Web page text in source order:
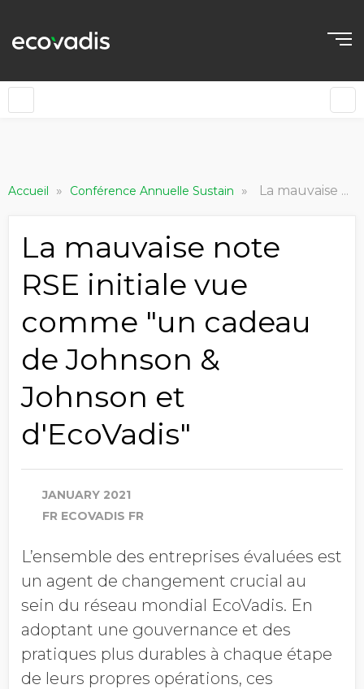
Accueil » Conférence Annuelle Sustain » La mauvaise note RSE initiale vue comme "un cadeau de Johnson & Johnson et d'EcoVadis"
La mauvaise note
RSE initiale vue
comme "un cadeau
de Johnson &
Johnson et
d'EcoVadis"
JANUARY 2021
FR ECOVADIS FR
L’ensemble des entreprises évaluées est
un agent de changement crucial au
sein du réseau mondial EcoVadis. En
adoptant une gouvernance et des
pratiques plus durables à chaque étape
de leurs propres opérations, ces